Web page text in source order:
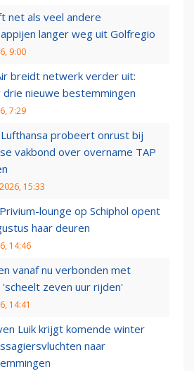
net als veel andere
langer weg uit Golfregio
9:00
breidt netwerk verder uit:
drie nieuwe bestemmingen
7:29
probeert onrust bij
vakbond over overname TAP
15:33
lounge op Schiphol opent
haar deuren
14:46
vanaf nu verbonden met
'scheelt zeven uur rijden'
14:41
Luik krijgt komende winter
naar